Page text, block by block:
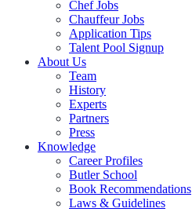
Chef Jobs
Chauffeur Jobs
Application Tips
Talent Pool Signup
About Us
Team
History
Experts
Partners
Press
Knowledge
Career Profiles
Butler School
Book Recommendations
Laws & Guidelines